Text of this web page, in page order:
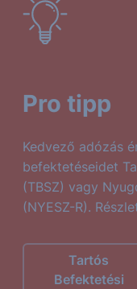
Pro tipp
Kedvező adózás
befektetéseidet
(TBSZ) vagy
(NYESZ-R).
Tartós
Befektetési